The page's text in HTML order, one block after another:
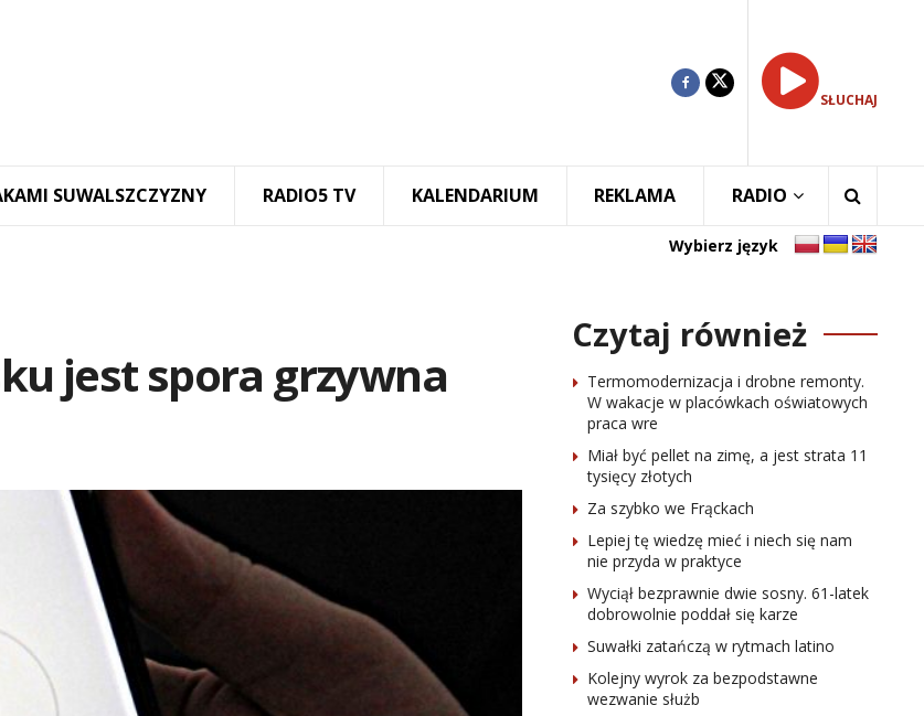
SŁUCHAJ
SUWALSZCZYZNY RADIO5 TV KALENDARIUM REKLAMA RADIO
Wybierz język
jest spora grzywna
Czytaj również
Termomodernizacja i drobne remonty.
W wakacje w placówkach oświatowych
praca wre
Miał być pellet na zimę, a jest strata 11
tysięcy złotych
Za szybko we Frąckach
Lepiej tę wiedzę mieć i niech się nam
nie przyda w praktyce
Wyciął bezprawnie dwie sosny. 61-latek
dobrowolnie poddał się karze
Suwałki zatańczą w rytmach latino
Kolejny wyrok za bezpodstawne
wezwanie służb